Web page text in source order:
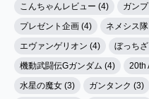
こんちゃんレビュー (4)
ガン
プレゼント企画 (4)
ネメシス
エヴァンゲリオン (4)
ぼっち
機動武闘伝Gガンダム (4)
20th
水星の魔女 (3)
ガンタンク (3)